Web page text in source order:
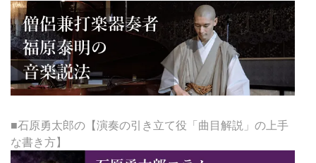
■石原勇太郎の【演奏の引き立て役「曲目解説」の上手
な書き方】